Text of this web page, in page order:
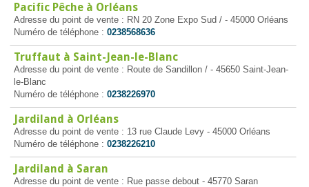
Pacific Pêche à Orléans
Adresse du point de vente : RN 20 Zone Expo Sud / - 45000 Orléans
Numéro de téléphone : 0238568636
Truffaut à Saint-Jean-le-Blanc
Adresse du point de vente : Route de Sandillon / - 45650 Saint-Jean-
le-Blanc
Numéro de téléphone : 0238226970
Jardiland à Orléans
Adresse du point de vente : 13 rue Claude Levy - 45000 Orléans
Numéro de téléphone : 0238226210
Jardiland à Saran
Adresse du point de vente : Rue passe debout - 45770 Saran